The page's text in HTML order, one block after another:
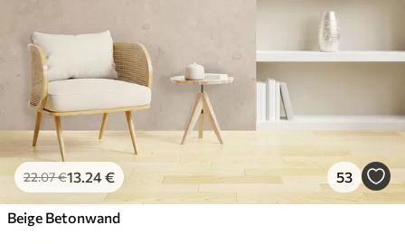
22.07€13.24€ 53
Beige Betonwand